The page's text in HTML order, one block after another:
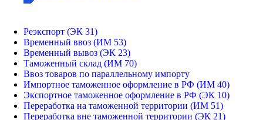
Реэкспорт (ЭК 31)
Временный ввоз (ИМ 53)
Временный вывоз (ЭК 23)
Таможенный склад (ИМ 70)
Ввоз товаров по параллельному импорту
Импортное таможенное оформление в РФ (ИМ 40)
Экспортное таможенное оформление в РФ (ЭК 10)
Переработка на таможенной территории (ИМ 51)
Переработка вне таможенной территории (ЭК 21)